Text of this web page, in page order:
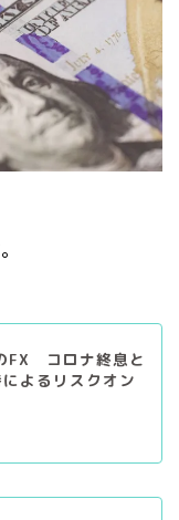
FX コロナ終息と
よるリスクオン